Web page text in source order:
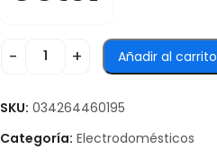
Añadir al carrito
SKU: 034264460195
Categoría: Electrodomésticos